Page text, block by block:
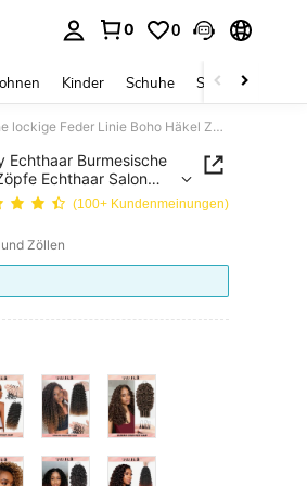
0 0
Kinder Schuhe Schmuck &
Boho Braids 100% Remy Echthaar Burmesische lockige Feder Linie Boho Häkel Zöpfe Echthaar Salon Seidig nahtlos unsichtbar für dünnes Haar Frau Mikro vorgeschlungene Häkel Echthaar Extensions
Echthaar Burmesische
Echthaar Salon
Haar Frau Mikro
Extensions
(100+ Kundenmeinungen)
Zöllen